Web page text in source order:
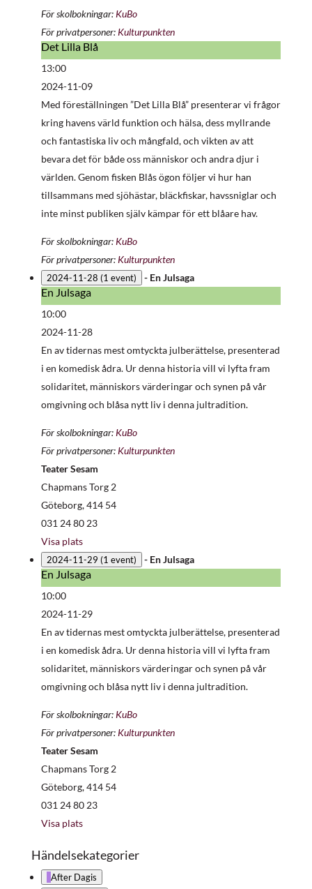
För skolbokningar: KuBo
För privatpersoner: Kulturpunkten
Det
Lilla
Blå
Det Lilla Blå
13:00
2024-11-09
Med föreställningen ”Det Lilla Blå” presenterar vi frågor
kring havens värld funktion och hälsa, dess myllrande
och fantastiska liv och mångfald, och vikten av att
bevara det för både oss människor och andra djur i
världen. Genom fisken Blås ögon följer vi hur han
tillsammans med sjöhästar, bläckfiskar, havssniglar och
inte minst publiken själv kämpar för ett blåare hav.
För skolbokningar: KuBo
För privatpersoner: Kulturpunkten
2024-11-28 (1 event) - En Julsaga
En
Julsaga
En Julsaga
10:00
2024-11-28
En av tidernas mest omtyckta julberättelse, presenterad
i en komedisk ådra. Ur denna historia vill vi lyfta fram
solidaritet, människors värderingar och synen på vår
omgivning och blåsa nytt liv i denna jultradition.
För skolbokningar: KuBo
För privatpersoner: Kulturpunkten
Teater Sesam
Chapmans Torg 2
Göteborg,414 54
031 24 80 23
Visa plats
2024-11-29 (1 event) - En Julsaga
En
Julsaga
En Julsaga
10:00
2024-11-29
En av tidernas mest omtyckta julberättelse, presenterad
i en komedisk ådra. Ur denna historia vill vi lyfta fram
solidaritet, människors värderingar och synen på vår
omgivning och blåsa nytt liv i denna jultradition.
För skolbokningar: KuBo
För privatpersoner: Kulturpunkten
Teater Sesam
Chapmans Torg 2
Göteborg,414 54
031 24 80 23
Visa plats
Händelsekategorier
After Dagis